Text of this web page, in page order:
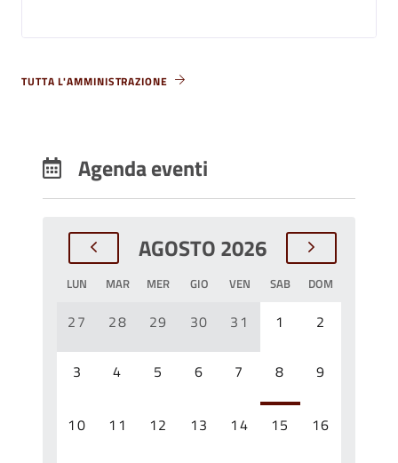
TUTTA L'AMMINISTRAZIONE
Agenda eventi
AGOSTO 2026
LUN MAR MER GIO VEN SAB DOM
27 28 29 30 31 1 2
3 4 5 6 7 8 9
10 11 12 13 14 15 16